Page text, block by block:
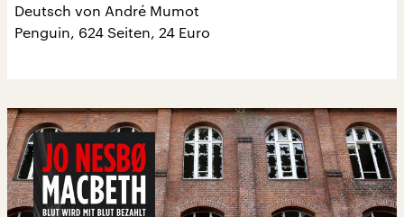
Deutsch von André Mumot
Penguin, 624 Seiten, 24 Euro